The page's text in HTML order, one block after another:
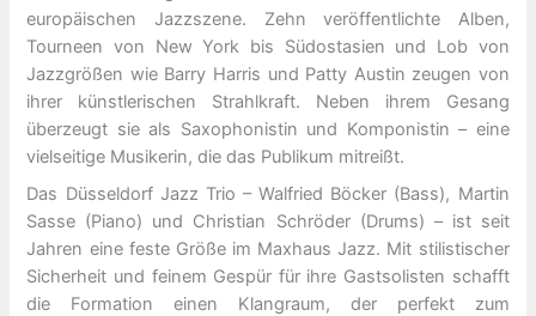
europäischen Jazzszene. Zehn veröffentlichte Alben,
Tourneen von New York bis Südostasien und Lob von
Jazzgrößen wie Barry Harris und Patty Austin zeugen von
ihrer künstlerischen Strahlkraft. Neben ihrem Gesang
überzeugt sie als Saxophonistin und Komponistin – eine
vielseitige Musikerin, die das Publikum mitreißt.
Das Düsseldorf Jazz Trio – Walfried Böcker (Bass), Martin
Sasse (Piano) und Christian Schröder (Drums) – ist seit
Jahren eine feste Größe im Maxhaus Jazz. Mit stilistischer
Sicherheit und feinem Gespür für ihre Gastsolisten schafft
die Formation einen Klangraum, der perfekt zum